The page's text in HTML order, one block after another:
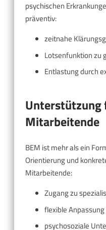
psychischen
präventiv:
zeitnahe
Lotsenfunktion zu
Entlastung durch
Mitarbeitende
BEM ist mehr als ein
Orientierung und
Mitarbeitende:
Zugang zu
flexible
psychosoziale